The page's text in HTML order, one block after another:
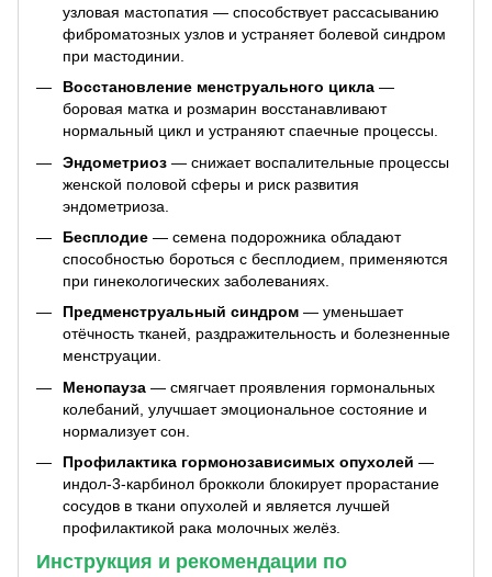
узловая мастопатия — способствует рассасыванию
фиброматозных узлов и устраняет болевой синдром
при мастодинии.
Восстановление менструального цикла —
боровая матка и розмарин восстанавливают
нормальный цикл и устраняют спаечные процессы.
Эндометриоз — снижает воспалительные процессы
женской половой сферы и риск развития
эндометриоза.
Бесплодие — семена подорожника обладают
способностью бороться с бесплодием, применяются
при гинекологических заболеваниях.
Предменструальный синдром — уменьшает
отёчность тканей, раздражительность и болезненные
менструации.
Менопауза — смягчает проявления гормональных
колебаний, улучшает эмоциональное состояние и
нормализует сон.
Профилактика гормонозависимых опухолей —
индол-3-карбинол брокколи блокирует прорастание
сосудов в ткани опухолей и является лучшей
профилактикой рака молочных желёз.
Инструкция и рекомендации по